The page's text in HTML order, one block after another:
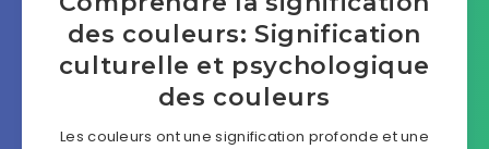
des couleurs: Signification
culturelle et psychologique
des couleurs
Les couleurs ont une signification profonde et une